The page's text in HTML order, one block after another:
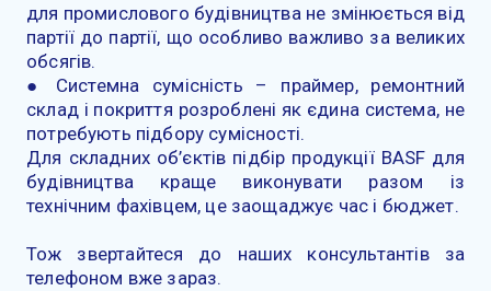
для промислового будівництва не змінюється від
партії до партії, що особливо важливо за великих
обсягів.
● Системна сумісність – праймер, ремонтний
склад і покриття розроблені як єдина система, не
потребують підбору сумісності.
Для складних об’єктів підбір продукції BASF для
будівництва краще виконувати разом із
технічним фахівцем, це заощаджує час і бюджет.
Тож звертайтеся до наших консультантів за
телефоном вже зараз.